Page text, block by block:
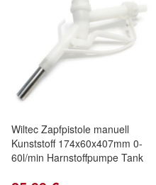
Wiltec Zapfpistole manuell
Kunststoff 174x60x407mm 0-
60l/min Harnstoffpumpe Tank